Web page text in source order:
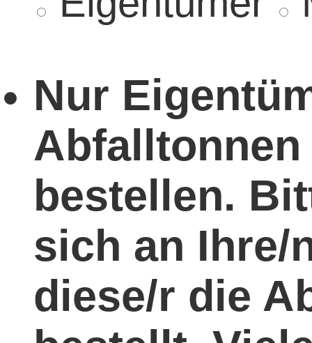
Nur
bestellen.
sich an Ihre/
diese/r die